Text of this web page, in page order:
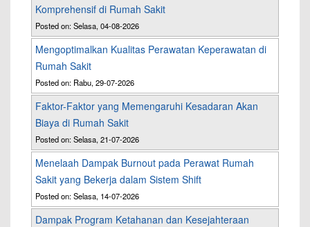
Komprehensif di Rumah Sakit
Posted on: Selasa, 04-08-2026
Mengoptimalkan Kualitas Perawatan Keperawatan di
Rumah Sakit
Posted on: Rabu, 29-07-2026
Faktor-Faktor yang Memengaruhi Kesadaran Akan
Biaya di Rumah Sakit
Posted on: Selasa, 21-07-2026
Menelaah Dampak Burnout pada Perawat Rumah
Sakit yang Bekerja dalam Sistem Shift
Posted on: Selasa, 14-07-2026
Dampak Program Ketahanan dan Kesejahteraan